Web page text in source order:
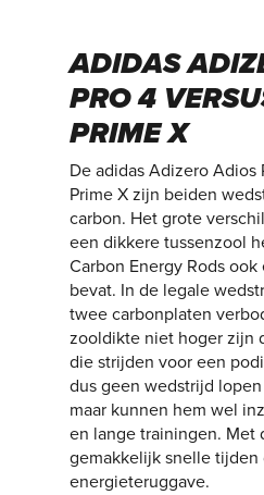
ADIDAS
PRO 4
PRIME X
De adidas Adizero Adios
Prime X zijn beiden
carbon. Het grote
een dikkere tussenzool
Carbon Energy Rods
bevat. In de legale
twee carbonplaten
zooldikte niet hoger zijn
die strijden voor een
dus geen wedstrijd
maar kunnen hem wel
en lange trainingen. Met
gemakkelijk snelle tijden
energieteruggave.